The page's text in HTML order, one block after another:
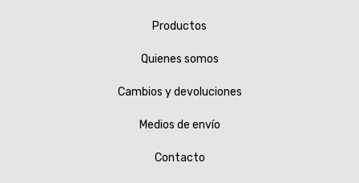
Productos
Quienes somos
Cambios y devoluciones
Medios de envío
Contacto